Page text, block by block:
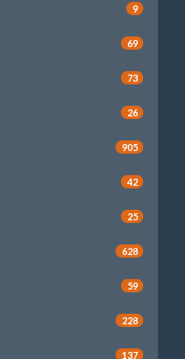
9
69
73
26
905
42
25
628
59
228
137